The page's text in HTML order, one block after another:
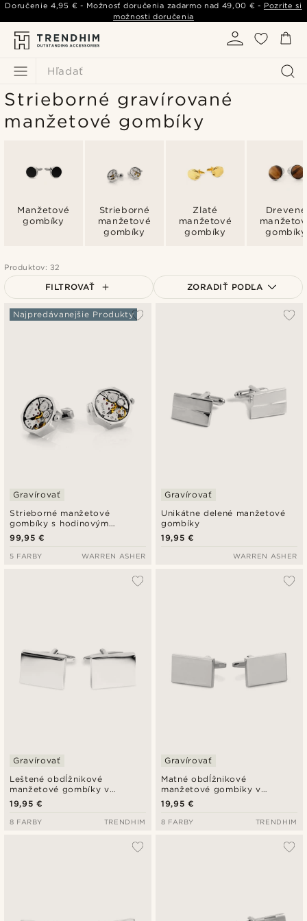
Hľadať
Doručenie4,95 € - Možnosť doručenia zadarmo nad 49,00 € - Pozrite si
možnosti doručenia
Strieborné gravírované
manžetové gombíky
Manžetové
gombíky
Strieborné
manžetové
gombíky
Zlaté
manžetové
gombíky
Drevené
gombíky
Produktov: 32
FILTROVAŤ ZORADIŤ PODĽA
Strieborné manžetové
gombíky s hodinovým
strojčekom
Najpredávanejšie Produkty
Gravírovať
99,95 €
5 FARBY WARREN ASHER
Unikátne delené manžetové
gombíky
Gravírovať
19,95 €
WARREN ASHER
Leštené obdĺžnikové
manžetové gombíky v
striebornej farbe
Gravírovať
19,95 €
8 FARBY TRENDHIM
Matné obdĺžnikové
manžetové gombíky v
striebornej farbe
Gravírovať
19,95 €
8 FARBY TRENDHIM